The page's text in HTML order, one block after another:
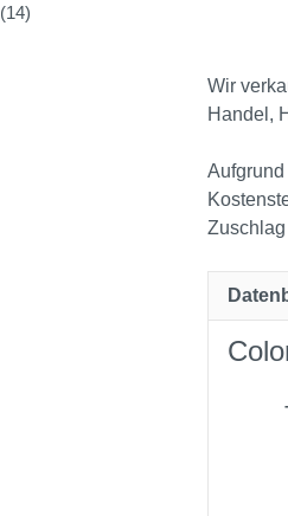
Wir
Handel,
Zuschlag
(14)